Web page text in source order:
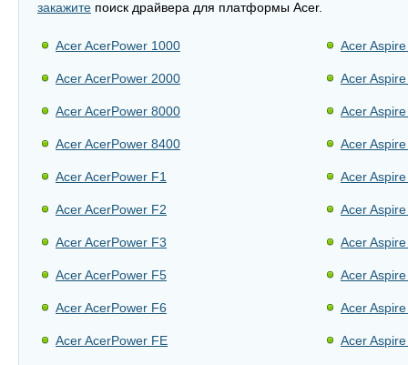
закажите поиск драйвера для платформы Acer.
Acer AcerPower 1000
Acer AcerPower 2000
Acer AcerPower 8000
Acer AcerPower 8400
Acer AcerPower F1
Acer AcerPower F2
Acer AcerPower F3
Acer AcerPower F5
Acer AcerPower F6
Acer AcerPower FE
Acer
Acer
Acer
Acer
Acer
Acer
Acer
Acer
Acer
Acer